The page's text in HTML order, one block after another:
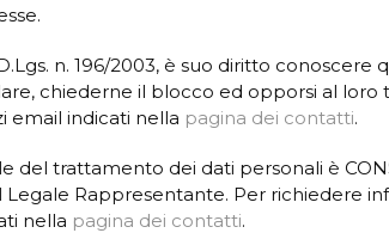
n. 196/2003, è suo diritto
chiederne il blocco ed opporsi al
email indicati nella pagina dei contatti.
del trattamento dei dati personali è
Legale Rappresentante. Per richiedere
nella pagina dei contatti.